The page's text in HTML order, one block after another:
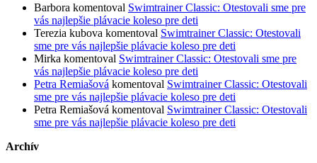
Barbora komentoval Swimtrainer Classic: Otestovali sme pre
vás najlepšie plávacie koleso pre deti
Terezia kubova komentoval Swimtrainer Classic: Otestovali
sme pre vás najlepšie plávacie koleso pre deti
Mirka komentoval Swimtrainer Classic: Otestovali sme pre
vás najlepšie plávacie koleso pre deti
Petra Remiašová komentoval Swimtrainer Classic: Otestovali
sme pre vás najlepšie plávacie koleso pre deti
Petra Remiašová komentoval Swimtrainer Classic: Otestovali
sme pre vás najlepšie plávacie koleso pre deti
Archív